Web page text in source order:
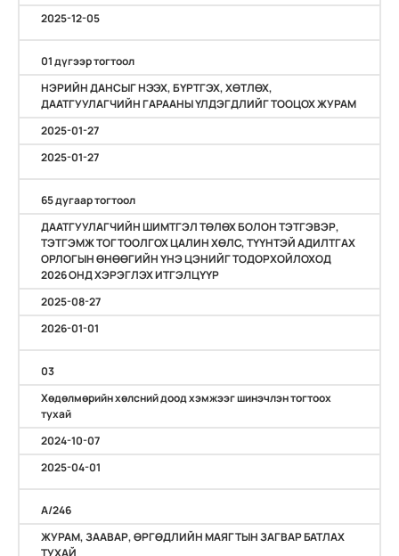
2025-12-05
01 дүгээр тогтоол
НЭРИЙН ДАНСЫГ НЭЭХ, БҮРТГЭХ, ХӨТЛӨХ,
ДААТГУУЛАГЧИЙН ГАРААНЫ ҮЛДЭГДЛИЙГ ТООЦОХ ЖУРАМ
2025-01-27
2025-01-27
65 дугаар тогтоол
ДААТГУУЛАГЧИЙН ШИМТГЭЛ ТӨЛӨХ БОЛОН ТЭТГЭВЭР,
ТЭТГЭМЖ ТОГТООЛГОХ ЦАЛИН ХӨЛС, ТҮҮНТЭЙ АДИЛТГАХ
ОРЛОГЫН ӨНӨӨГИЙН ҮНЭ ЦЭНИЙГ ТОДОРХОЙЛОХОД
2026 ОНД ХЭРЭГЛЭХ ИТГЭЛЦҮҮР
2025-08-27
2026-01-01
03
Хөдөлмөрийн хөлсний доод хэмжээг шинэчлэн тогтоох
тухай
2024-10-07
2025-04-01
A/246
ЖУРАМ, ЗААВАР, ӨРГӨДЛИЙН МАЯГТЫН ЗАГВАР БАТЛАХ
ТУХАЙ